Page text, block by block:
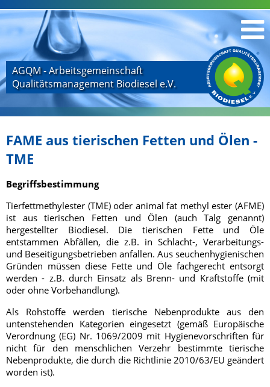
AGQM - Arbeitsgemeinschaft
Qualitätsmanagement Biodiesel e.V.
FAME aus tierischen Fetten und Ölen -
TME
Begriffsbestimmung
Tierfettmethylester (TME) oder animal fat methyl ester (AFME)
ist aus tierischen Fetten und Ölen (auch Talg genannt)
hergestellter Biodiesel. Die tierischen Fette und Öle
entstammen Abfällen, die z.B. in Schlacht-, Verarbeitungs-
und Beseitigungsbetrieben anfallen. Aus seuchenhygienischen
Gründen müssen diese Fette und Öle fachgerecht entsorgt
werden - z.B. durch Einsatz als Brenn- und Kraftstoffe (mit
oder ohne Vorbehandlung).
Als Rohstoffe werden tierische Nebenprodukte aus den
untenstehenden Kategorien eingesetzt (gemäß Europäische
Verordnung (EG) Nr. 1069/2009 mit Hygienevorschriften für
nicht für den menschlichen Verzehr bestimmte tierische
Nebenprodukte, die durch die Richtlinie 2010/63/EU geändert
worden ist).